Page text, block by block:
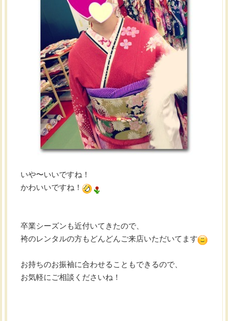
いや〜いいですね！
かわいいですね！
卒業シーズンも近付いてきたので、
袴のレンタルの方もどんどんご来店いただいてます
お持ちのお振袖に合わせることもできるので、
お気軽にご相談くださいね！